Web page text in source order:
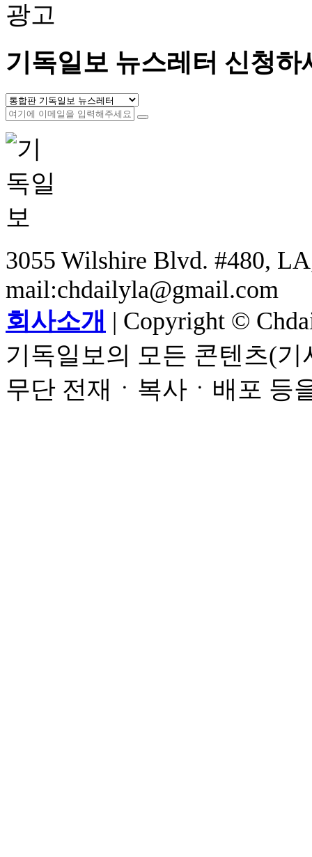
광고
기독일보 뉴스레터 신청하
3055 Wilshire Blvd. #480,
mail:chdailyla@gmail.com
회사소개 | Copyright ©
기독일보의 모든 콘텐츠(
무단 전재ㆍ복사ㆍ배포 등